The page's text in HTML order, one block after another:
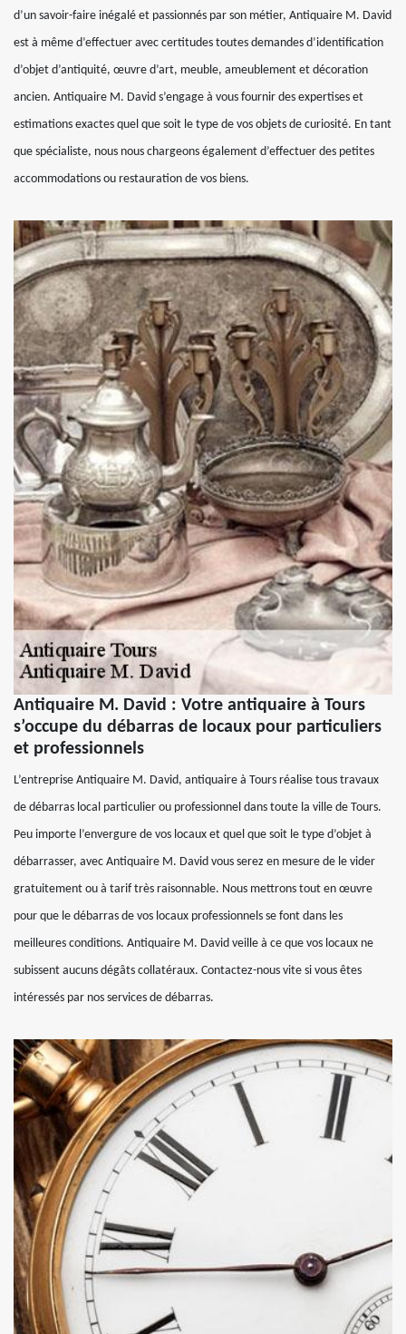
d’un savoir-faire inégalé et passionnés par son métier, Antiquaire M. David
est à même d’effectuer avec certitudes toutes demandes d’identification
d’objet d’antiquité, œuvre d’art, meuble, ameublement et décoration
ancien. Antiquaire M. David s’engage à vous fournir des expertises et
estimations exactes quel que soit le type de vos objets de curiosité. En tant
que spécialiste, nous nous chargeons également d’effectuer des petites
accommodations ou restauration de vos biens.
Antiquaire M. David : Votre antiquaire à Tours
s’occupe du débarras de locaux pour particuliers
et professionnels
L’entreprise Antiquaire M. David, antiquaire à Tours réalise tous travaux
de débarras local particulier ou professionnel dans toute la ville de Tours.
Peu importe l’envergure de vos locaux et quel que soit le type d’objet à
débarrasser, avec Antiquaire M. David vous serez en mesure de le vider
gratuitement ou à tarif très raisonnable. Nous mettrons tout en œuvre
pour que le débarras de vos locaux professionnels se font dans les
meilleures conditions. Antiquaire M. David veille à ce que vos locaux ne
subissent aucuns dégâts collatéraux. Contactez-nous vite si vous êtes
intéressés par nos services de débarras.